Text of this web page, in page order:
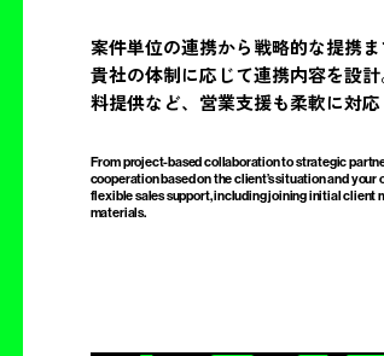
案件単位の連携から戦略的な提携
貴社の体制に応じて連携内容を設
料提供など、営業支援も柔軟に対応
From project-based collaboration to strategic
cooperation based on the client’s situation and your
flexible sales support, including joining initial client
materials.